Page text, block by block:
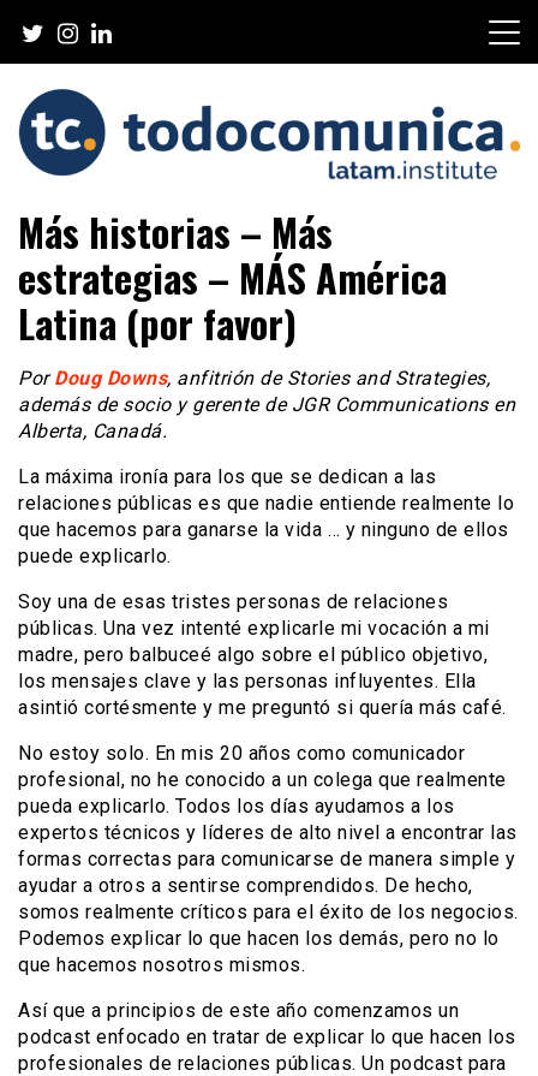
content
TodoComunica x LATAM
Institute
Más historias – Más
estrategias – MÁS América
Latina (por favor)
PorDoug Downs, anfitrión de Stories and Strategies,
además de socio y gerente de JGR Communications en
Alberta, Canadá.
La máxima ironía para los que se dedican a las
relaciones públicas es que nadie entiende realmente lo
que hacemos para ganarse la vida … y ninguno de ellos
puede explicarlo.
Soy una de esas tristes personas de relaciones
públicas. Una vez intenté explicarle mi vocación a mi
madre, pero balbuceé algo sobre el público objetivo,
los mensajes clave y las personas influyentes. Ella
asintió cortésmente y me preguntó si quería más café.
No estoy solo. En mis 20 años como comunicador
profesional, no he conocido a un colega que realmente
pueda explicarlo. Todos los días ayudamos a los
expertos técnicos y líderes de alto nivel a encontrar las
formas correctas para comunicarse de manera simple y
ayudar a otros a sentirse comprendidos. De hecho,
somos realmente críticos para el éxito de los negocios.
Podemos explicar lo que hacen los demás, pero no lo
que hacemos nosotros mismos.
Así que a principios de este año comenzamos un
podcast enfocado en tratar de explicar lo que hacen los
profesionales de relaciones públicas. Un podcast para